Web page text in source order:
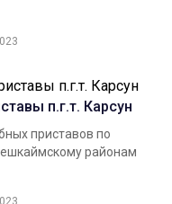
п.г.т. Карсун
приставов по
районам